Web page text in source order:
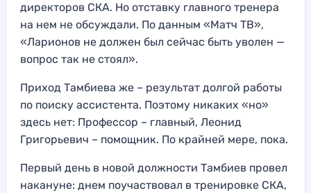
директоров СКА. Но отставку главного тренера
на нем не обсуждали. По данным «Матч ТВ»,
«Ларионов не должен был сейчас быть уволен —
вопрос так не стоял».
Приход Тамбиева же – результат долгой работы
по поиску ассистента. Поэтому никаких «но»
здесь нет: Профессор – главный, Леонид
Григорьевич – помощник. По крайней мере, пока.
Первый день в новой должности Тамбиев провел
накануне: днем поучаствовал в тренировке СКА,